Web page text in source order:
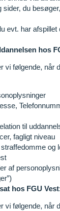
sider, du
evt. har afspillet
hos
vi følgende, når
til
fagligt niveau
og
af
hos FGU
vi følgende, når